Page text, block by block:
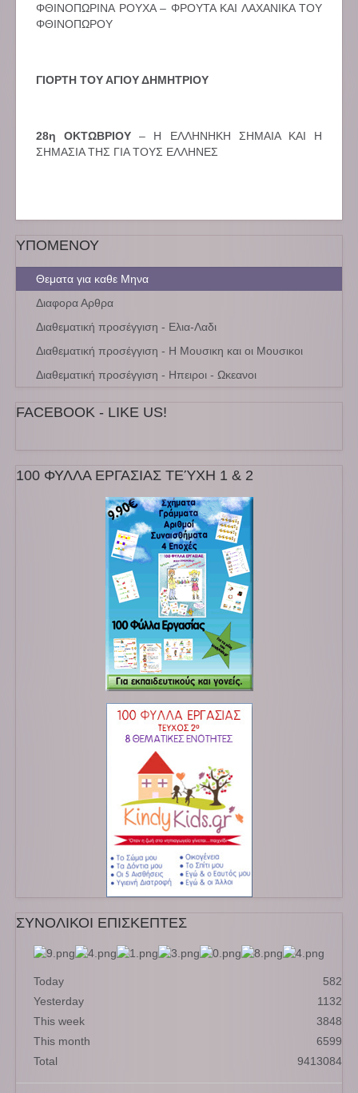
ΦΘΙΝΟΠΩΡΙΝΑ ΡΟΥΧΑ – ΦΡΟΥΤΑ ΚΑΙ ΛΑΧΑΝΙΚΑ ΤΟΥ
ΦΘΙΝΟΠΩΡΟΥ
ΓΙΟΡΤΗ ΤΟΥ ΑΓΙΟΥ ΔΗΜΗΤΡΙΟΥ
28η ΟΚΤΩΒΡΙΟΥ – Η ΕΛΛΗΝΗΚΗ ΣΗΜΑΙΑ ΚΑΙ Η
ΣΗΜΑΣΙΑ ΤΗΣ ΓΙΑ ΤΟΥΣ ΕΛΛΗΝΕΣ
ΥΠΟΜΕΝΟΥ
Θεματα για καθε Μηνα
Διαφορα Αρθρα
Διαθεματική προσέγγιση - Ελια-Λαδι
Διαθεματική προσέγγιση - Η Μουσικη και οι Μουσικοι
Διαθεματική προσέγγιση - Ηπειροι - Ωκεανοι
FACEBOOK - LIKE US!
100 ΦΥΛΛΑ ΕΡΓΑΣΙΑΣ ΤΕΎΧΗ 1 & 2
ΣΥΝΟΛΙΚΟΙ ΕΠΙΣΚΕΠΤΕΣ
Today
582
Yesterday
1132
This week
3848
This month
6599
Total
9413084